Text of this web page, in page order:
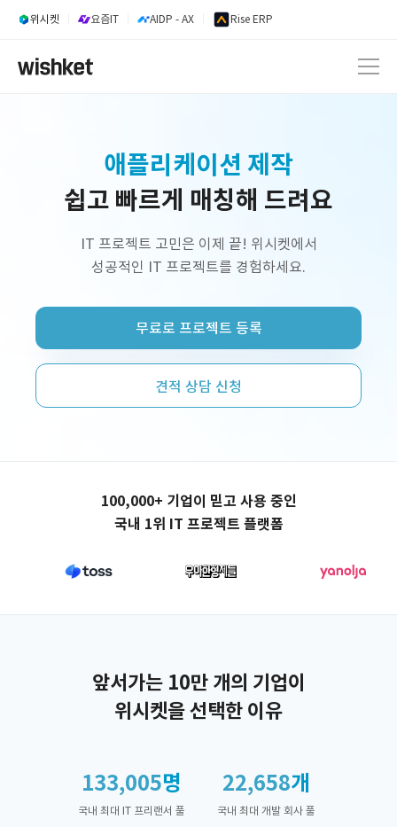
위시켓 요즘IT AIDP - AX Rise ERP
내부업무시스템 개발
웹 서비스 개발
AI 서비스 개발
정부지원사업 외주 개발
프리랜서 개발자 구인
플랫폼 제작
쇼핑몰 구축
쉽고 빠르게 매칭해 드려요
IT 프로젝트 고민은 이제 끝! 위시켓에서
성공적인 IT 프로젝트를 경험하세요.
무료로 프로젝트 등록
견적 상담 신청
100,000+ 기업이 믿고 사용 중인
국내 1위 IT 프로젝트 플랫폼
앞서가는 10만 개의 기업이
위시켓을 선택한 이유
133,005명
국내 최대 IT 프리랜서 풀
22,658개
국내 최대 개발 회사 풀